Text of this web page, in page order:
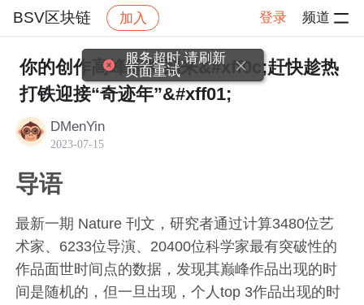
BSV区块链 加入 登录 频道
社区 BSV区块链 帖子详情
你的创作高峰即将到来&#xff0c;赶快趁热
打铁迎接“奇迹年”&#xff01;
DMenYin
2023-07-15
导语
最新一期 Nature 刊文，研究者通过计算3480位艺
术家、6233位导演、20400位科学家最有突破性的
作品面世时间点的数据，发现其巅峰作品出现的时
间是随机的，但一旦出现，个人top 3作品出现的时
服务超时,请刷新
页面重试